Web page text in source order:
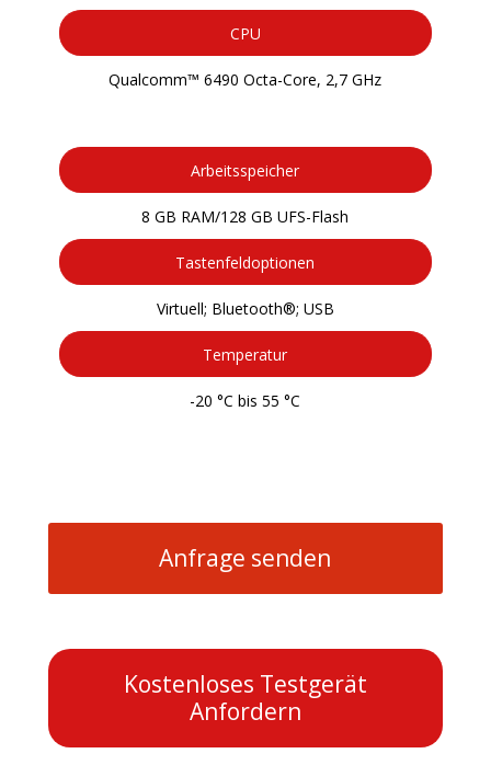
CPU
Qualcomm™ 6490 Octa-Core, 2,7 GHz
Arbeitsspeicher
8 GB RAM/128 GB UFS-Flash
Tastenfeldoptionen
Virtuell; Bluetooth®; USB
Temperatur
-20 °C bis 55 °C
Anfrage senden
Kostenloses Testgerät
Anfordern